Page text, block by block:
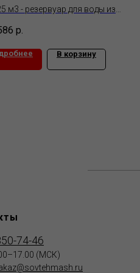
м3 - резервуар для воды из
мм с габаритами
(мм).
с НДС
р.
В корзину
74-46
(МСК)